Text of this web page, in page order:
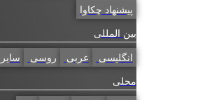
پیشنهاد چکاوا
بین المللی
انگلیسی عربی روسی سایر
محلی